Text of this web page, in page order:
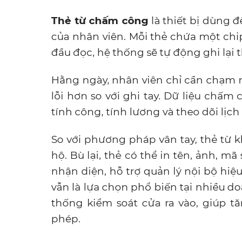
Thẻ từ chấm công là thiết bị dùng
của nhân viên. Mỗi thẻ chứa một
đầu đọc, hệ thống sẽ tự động ghi lại
Hằng ngày, nhân viên chỉ cần
lỗi hơn so với ghi tay. Dữ liệu chấm
tính công, tính lương và theo dõi lịch
So với phương pháp vân tay, thẻ từ
hộ. Bù lại, thẻ có thể in tên, ảnh,
nhận diện, hỗ trợ quản lý nội bộ
vẫn là lựa chọn phổ biến tại nhiều
thống kiểm soát cửa ra vào, giúp
phép.